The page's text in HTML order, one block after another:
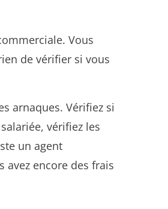
Vous
de vérifier si vous
arnaques. Vérifiez si
vérifiez les
un agent
encore des frais